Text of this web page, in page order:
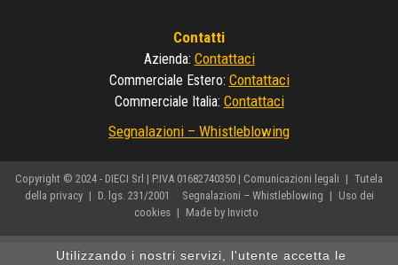
Utilizzando i nostri servizi, l'utente accetta le
Contatti
Azienda: Contattaci
Commerciale Estero: Contattaci
Commerciale Italia: Contattaci
Segnalazioni – Whistleblowing
Copyright © 2024 - DIECI Srl | P.IVA 01682740350 | Comunicazioni legali | Tutela
della privacy | D. lgs. 231/2001 Segnalazioni – Whistleblowing | Uso dei
cookies | Made by Invicto